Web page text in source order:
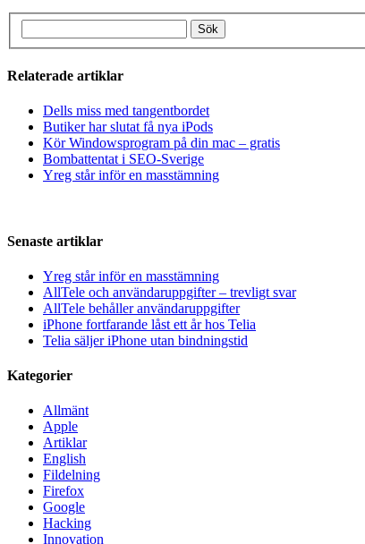
Relaterade artiklar
Dells miss med tangentbordet
Butiker har slutat få nya iPods
Kör Windowsprogram på din mac – gratis
Bombattentat i SEO-Sverige
Yreg står inför en masstämning
Senaste artiklar
Yreg står inför en masstämning
AllTele och användaruppgifter – trevligt svar
AllTele behåller användaruppgifter
iPhone fortfarande låst ett år hos Telia
Telia säljer iPhone utan bindningstid
Kategorier
Allmänt
Apple
Artiklar
English
Fildelning
Firefox
Google
Hacking
Innovation